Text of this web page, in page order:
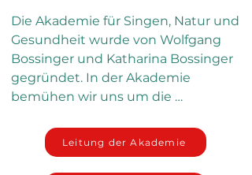
Die Akademie für Singen, Natur und
Gesundheit wurde von Wolfgang
Bossinger und Katharina Bossinger
gegründet. In der Akademie
bemühen wir uns um die
2008 angebotenen Weiterbildung
"Heilende Kraft des Singens -
Leitung der Akademie